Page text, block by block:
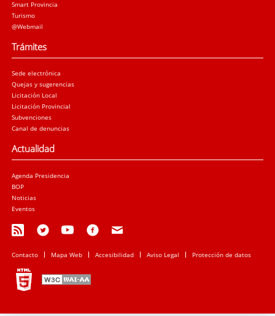
Smart Provincia
Turismo
@Webmail
Trámites
Sede electrónica
Quejas y sugerencias
Licitación Local
Licitación Provincial
Subvenciones
Canal de denuncias
Actualidad
Agenda Presidencia
BOP
Noticias
Eventos
Contacto Mapa Web Accesibilidad Aviso Legal Protección de datos